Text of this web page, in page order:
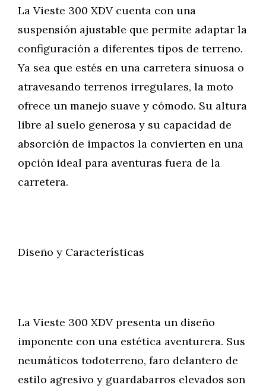
La Vieste 300 XDV cuenta con una
suspensión ajustable que permite adaptar la
configuración a diferentes tipos de terreno.
Ya sea que estés en una carretera sinuosa o
atravesando terrenos irregulares, la moto
ofrece un manejo suave y cómodo. Su altura
libre al suelo generosa y su capacidad de
absorción de impactos la convierten en una
opción ideal para aventuras fuera de la
carretera.
Diseño y Características
La Vieste 300 XDV presenta un diseño
imponente con una estética aventurera. Sus
neumáticos todoterreno, faro delantero de
estilo agresivo y guardabarros elevados son